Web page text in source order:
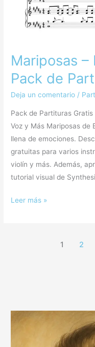
Mariposas –
Pack de
Deja un comentario /
Pack de Partituras
Voz y Más Mariposas de
llena de emociones.
gratuitas para varios
violín y más. Además,
tutorial visual de
Partituras
Leer más »
1 2